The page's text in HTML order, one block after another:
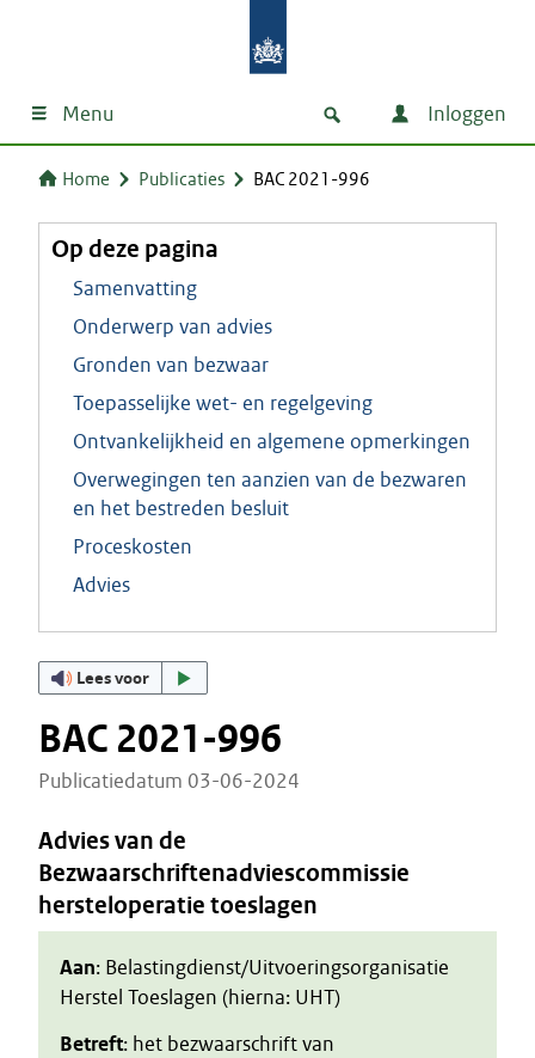
Menu Inloggen
Home Publicaties BAC 2021-996
Op deze pagina
Samenvatting
Onderwerp van advies
Gronden van bezwaar
Toepasselijke wet- en regelgeving
Ontvankelijkheid en algemene opmerkingen
Overwegingen ten aanzien van de bezwaren
en het bestreden besluit
Proceskosten
Advies
Lees voor
BAC 2021-996
Publicatiedatum 03-06-2024
Advies van de
Bezwaarschriftenadviescommissie
hersteloperatie toeslagen
Aan: Belastingdienst/Uitvoeringsorganisatie
Herstel Toeslagen (hierna: UHT)
Betreft: het bezwaarschrift van